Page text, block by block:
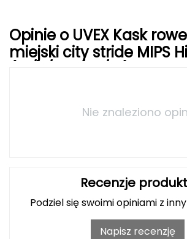
Gumbies
Opinie o UVEX Kask
miejski city stride MIPS
Nie znaleziono
Recenzje
Podziel się swoimi opiniami z
Napisz recenzję